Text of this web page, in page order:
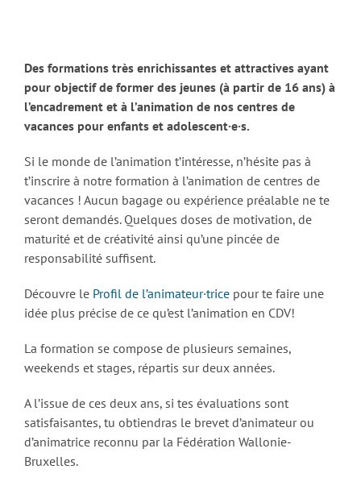
Des formations très enrichissantes et attractives ayant
pour objectif de former des jeunes (à partir de 16 ans) à
l’encadrement et à l’animation de nos centres de
vacances pour enfants et adolescent·e·s.
Si le monde de l’animation t’intéresse, n’hésite pas à
t’inscrire à notre formation à l’animation de centres de
vacances ! Aucun bagage ou expérience préalable ne te
seront demandés. Quelques doses de motivation, de
maturité et de créativité ainsi qu’une pincée de
responsabilité suffisent.
Découvre leProfil de l’animateur·tricepour te faire une
idée plus précise de ce qu’est l’animation en CDV!
La formation se compose de plusieurs semaines,
weekends et stages, répartis sur deux années.
A l’issue de ces deux ans, si tes évaluations sont
satisfaisantes, tu obtiendras le brevet d’animateur ou
d’animatrice reconnu par la Fédération Wallonie-
Bruxelles.